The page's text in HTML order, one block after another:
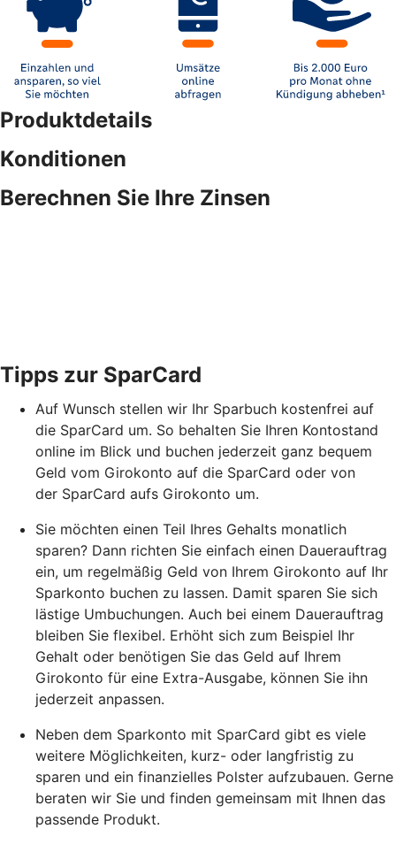
Produktdetails
Konditionen
Berechnen Sie Ihre Zinsen
Tipps zur SparCard
Auf Wunsch stellen wir Ihr Sparbuch kostenfrei auf
die SparCard um. So behalten Sie Ihren Kontostand
online im Blick und buchen jederzeit ganz bequem
Geld vom Girokonto auf die SparCard oder von
der SparCard aufs Girokonto um.
Sie möchten einen Teil Ihres Gehalts monatlich
sparen? Dann richten Sie einfach einen Dauerauftrag
ein, um regelmäßig Geld von Ihrem Girokonto auf Ihr
Sparkonto buchen zu lassen. Damit sparen Sie sich
lästige Umbuchungen. Auch bei einem Dauerauftrag
bleiben Sie flexibel. Erhöht sich zum Beispiel Ihr
Gehalt oder benötigen Sie das Geld auf Ihrem
Girokonto für eine Extra-Ausgabe, können Sie ihn
jederzeit anpassen.
Neben dem Sparkonto mit SparCard gibt es viele
weitere Möglichkeiten, kurz- oder langfristig zu
sparen und ein finanzielles Polster aufzubauen. Gerne
beraten wir Sie und finden gemeinsam mit Ihnen das
passende Produkt.